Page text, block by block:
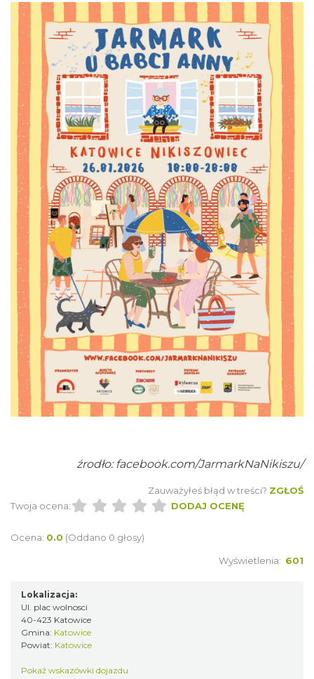
Alicja Majewska & Włodzimierz Korcz &
Warsaw String Quartet - Jubileusz
Katowice
2026-09-18
1.07 km
44. Rawa Blues Festival
Katowice
2026-10-03
1.07 km
Henryk Miśkiewicz – 75 lat Mistrza i Goście
Katowice
1.12 km
źrodło: facebook.com/JarmarkNaNikiszu/
Zauważyłeś błąd w treści? ZGŁOŚ
Twoja ocena:
DODAJ OCENĘ
Ocena: 0.0 (Oddano 0 głosy)
Wyświetlenia: 601
Lokalizacja:
Ul. plac wolnosci
40-423 Katowice
Gmina: Katowice
Powiat: Katowice
Pokaż wskazówki dojazdu